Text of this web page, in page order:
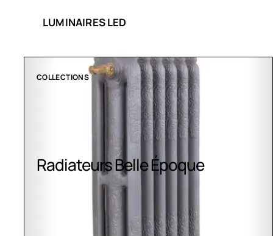
LUMINAIRES LED
COLLECTIONS
Radiateurs Belle Époque